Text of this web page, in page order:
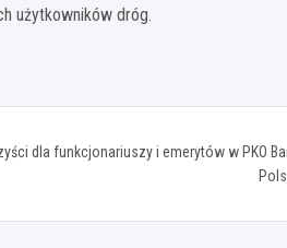
użytkowników dróg.
dla funkcjonariuszy i emerytów w PKO